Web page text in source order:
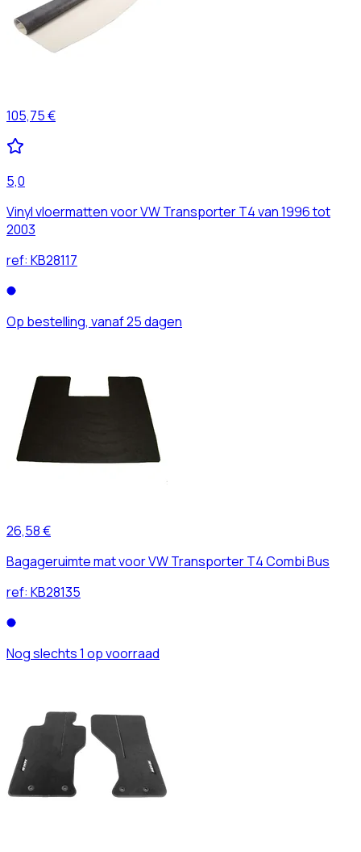
105,75 €
5,0
Vinyl vloermatten voor VW Transporter T4 van 1996 tot
2003
ref: KB28117
Op bestelling, vanaf 25 dagen
26,58 €
Bagageruimte mat voor VW Transporter T4 Combi Bus
ref: KB28135
Nog slechts 1 op voorraad